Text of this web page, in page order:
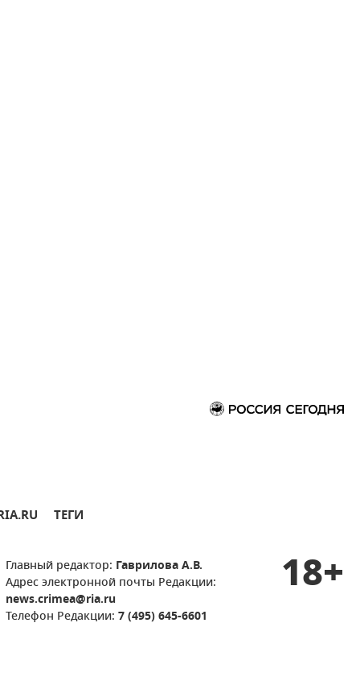
ТЕГИ
Главный редактор: Гаврилова А.В.
Адрес электронной почты Редакции:
news.crimea@ria.ru
Телефон Редакции: 7 (495) 645-6601
18+